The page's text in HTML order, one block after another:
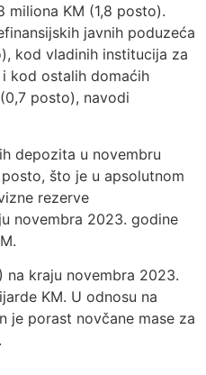
miliona KM (1,8 posto).
javnih poduzeća
kod vladinih institucija za
kod ostalih domaćih
posto), navodi
depozita u novembru
što je u apsolutnom
rezerve
novembra 2023. godine
na kraju novembra 2023.
KM. U odnosu na
je porast novčane mase za